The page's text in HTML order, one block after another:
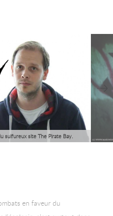
sulfureux site The Pirate Bay.
en faveur du